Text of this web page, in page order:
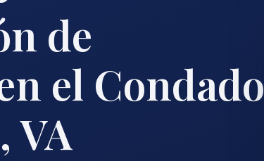
de
el Condado
VA